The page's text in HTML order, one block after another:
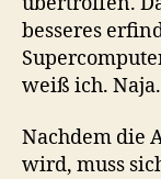
besseres
weiß ich. Naja.
Nachdem die
wird, muss